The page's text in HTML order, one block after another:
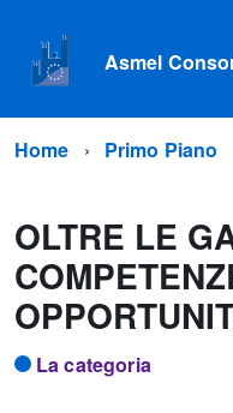
Asmel
Home Primo Piano
OLTRE LE
La categoria